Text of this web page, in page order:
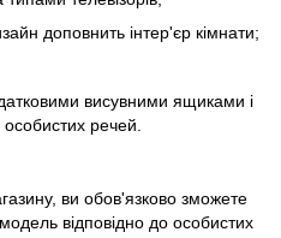
доповнить інтер'єр кімнати;
висувними ящиками і
речей.
ви обов'язково зможете
відповідно до особистих